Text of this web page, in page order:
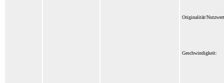
Originalität/
Geschwindigkeit: